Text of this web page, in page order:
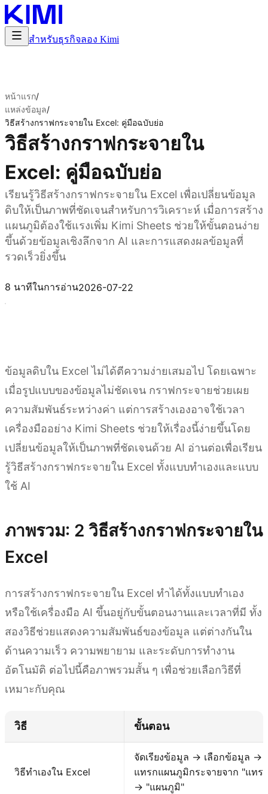
สำหรับธุรกิจลอง Kimi
หน้าแรก/
แหล่งข้อมูล/
วิธีสร้างกราฟกระจายใน Excel: คู่มือฉบับย่อ
วิธีสร้างกราฟกระจายใน
Excel: คู่มือฉบับย่อ
เรียนรู้วิธีสร้างกราฟกระจายใน Excel เพื่อเปลี่ยนข้อมูล
ดิบให้เป็นภาพที่ชัดเจนสำหรับการวิเคราะห์ เมื่อการสร้าง
แผนภูมิต้องใช้แรงเพิ่ม Kimi Sheets ช่วยให้ขั้นตอนง่าย
ขึ้นด้วยข้อมูลเชิงลึกจาก AI และการแสดงผลข้อมูลที่
รวดเร็วยิ่งขึ้น
8 นาทีในการอ่าน2026-07-22
ข้อมูลดิบใน Excel ไม่ได้ตีความง่ายเสมอไป โดยเฉพาะ
เมื่อรูปแบบของข้อมูลไม่ชัดเจน กราฟกระจายช่วยเผย
ความสัมพันธ์ระหว่างค่า แต่การสร้างเองอาจใช้เวลา
เครื่องมืออย่าง Kimi Sheets ช่วยให้เรื่องนี้ง่ายขึ้นโดย
เปลี่ยนข้อมูลให้เป็นภาพที่ชัดเจนด้วย AI อ่านต่อเพื่อเรียน
รู้วิธีสร้างกราฟกระจายใน Excel ทั้งแบบทำเองและแบบ
ใช้ AI
ภาพรวม: 2 วิธีสร้างกราฟกระจายใน
Excel
การสร้างกราฟกระจายใน Excel ทำได้ทั้งแบบทำเอง
หรือใช้เครื่องมือ AI ขึ้นอยู่กับขั้นตอนงานและเวลาที่มี ทั้ง
สองวิธีช่วยแสดงความสัมพันธ์ของข้อมูล แต่ต่างกันใน
ด้านความเร็ว ความพยายาม และระดับการทำงาน
อัตโนมัติ ต่อไปนี้คือภาพรวมสั้น ๆ เพื่อช่วยเลือกวิธีที่
เหมาะกับคุณ
วิธี ขั้นตอน
วิธีทำเองใน Excel
จัดเรียงข้อมูล → เลือกข้อมูล →
แทรกแผนภูมิกระจายจาก "แทร
→ "แผนภูมิ"